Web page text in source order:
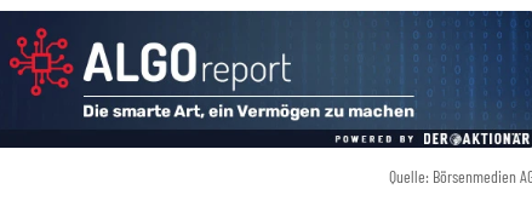
Quelle: Börsenmedien